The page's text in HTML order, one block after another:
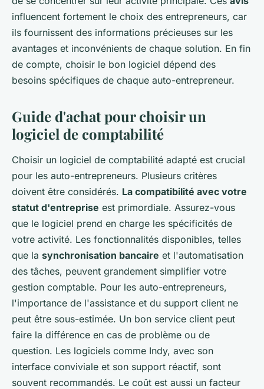
influencent fortement le choix des entrepreneurs, car
ils fournissent des informations précieuses sur les
avantages et inconvénients de chaque solution. En fin
de compte, choisir le bon logiciel dépend des
besoins spécifiques de chaque auto-entrepreneur.
Guide d'achat pour choisir un
logiciel de comptabilité
Choisir un logiciel de comptabilité adapté est crucial
pour les auto-entrepreneurs. Plusieurs critères
doivent être considérés. La compatibilité avec votre
statut d'entreprise est primordiale. Assurez-vous
que le logiciel prend en charge les spécificités de
votre activité. Les fonctionnalités disponibles, telles
que la synchronisation bancaire et l'automatisation
des tâches, peuvent grandement simplifier votre
gestion comptable. Pour les auto-entrepreneurs,
l'importance de l'assistance et du support client ne
peut être sous-estimée. Un bon service client peut
faire la différence en cas de problème ou de
question. Les logiciels comme Indy, avec son
interface conviviale et son support réactif, sont
souvent recommandés. Le coût est aussi un facteur